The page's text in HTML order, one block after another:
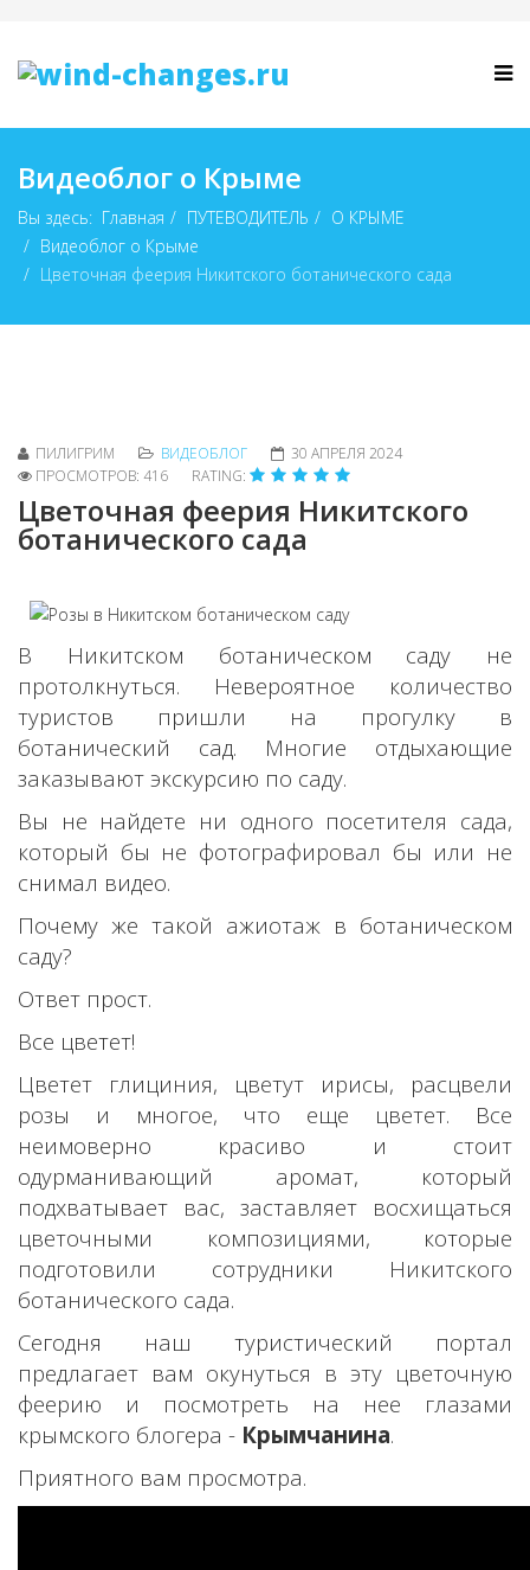
Видеоблог о Крыме
Вы здесь: Главная ПУТЕВОДИТЕЛЬ
О КРЫМЕ
Видеоблог о Крыме
Цветочная феерия Никитского ботанического сада
ПИЛИГРИМ ВИДЕОБЛОГ
30 АПРЕЛЯ 2024
ПРОСМОТРОВ: 416
RATING:
Цветочная феерия Никитского
ботанического сада
В Никитском ботаническом саду не
протолкнуться. Невероятное количество
туристов пришли на прогулку в
ботанический сад. Многие отдыхающие
заказывают экскурсию по саду.
Вы не найдете ни одного посетителя сада,
который бы не фотографировал бы или не
снимал видео.
Почему же такой ажиотаж в ботаническом
саду?
Ответ прост.
Все цветет!
Цветет глициния, цветут ирисы, расцвели
розы и многое, что еще цветет. Все
неимоверно красиво и стоит
одурманивающий аромат, который
подхватывает вас, заставляет восхищаться
цветочными композициями, которые
подготовили сотрудники Никитского
ботанического сада.
Сегодня наш туристический портал
предлагает вам окунуться в эту цветочную
феерию и посмотреть на нее глазами
крымского блогера - Крымчанина.
Приятного вам просмотра.